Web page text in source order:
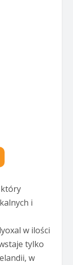
który
i
w ilości
tylko
w